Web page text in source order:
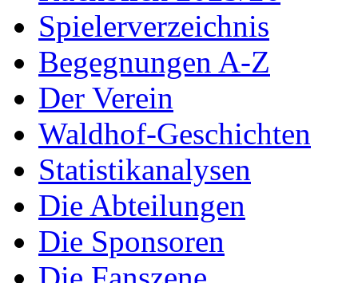
Spielerverzeichnis
Begegnungen A-Z
Der Verein
Waldhof-Geschichten
Statistikanalysen
Die Abteilungen
Die Sponsoren